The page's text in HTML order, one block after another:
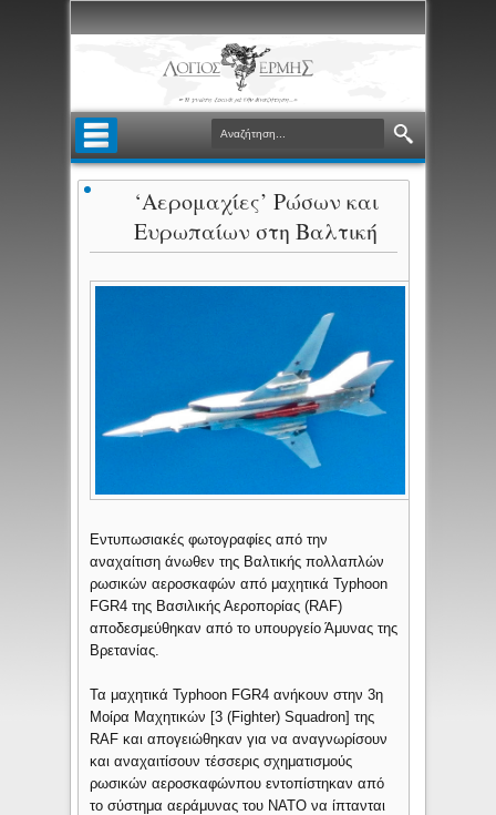
‘Αερομαχίες’ Ρώσων και
Ευρωπαίων στη Βαλτική
Εντυπωσιακές φωτογραφίες από την
αναχαίτιση άνωθεν της Βαλτικής πολλαπλών
ρωσικών αεροσκαφών από μαχητικά Typhoon
FGR4 της Βασιλικής Αεροπορίας (RAF)
αποδεσμεύθηκαν από το υπουργείο Άμυνας της
Βρετανίας.
Τα μαχητικά Typhoon FGR4 ανήκουν στην 3η
Μοίρα Μαχητικών [3 (Fighter) Squadron] της
RAF και απογειώθηκαν για να αναγνωρίσουν
και αναχαιτίσουν τέσσερις σχηματισμούς
ρωσικών αεροσκαφώνπου εντοπίστηκαν από
το σύστημα αεράμυνας του NATO να ίπτανται